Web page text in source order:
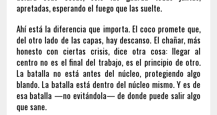
apretadas, esperando el fuego que las suelte.
Ahí está la diferencia que importa. El coco promete que,
del otro lado de las capas, hay descanso. El chañar, más
honesto con ciertas crisis, dice otra cosa: llegar al
centro no es el final del trabajo, es el principio de otro.
La batalla no está antes del núcleo, protegiendo algo
blando. La batalla está dentro del núcleo mismo. Y es de
esa batalla —no evitándola— de donde puede salir algo
que sane.